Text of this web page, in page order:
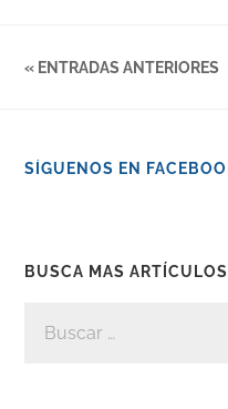
« ENTRADAS ANTERIORES
SÍGUENOS EN
BUSCA MAS ARTÍCULOS